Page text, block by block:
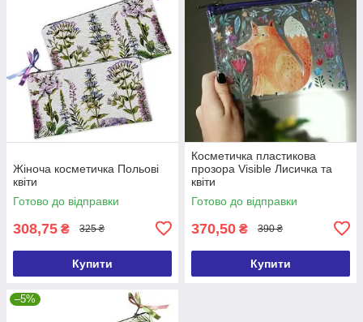
Жіноча косметичка Польові
квіти
Готово до відправки
308,75 ₴ 325 ₴
Купити
Косметичка пластикова
прозора Visible Лисичка та
квіти
Готово до відправки
370,50 ₴ 390 ₴
Купити
–5%